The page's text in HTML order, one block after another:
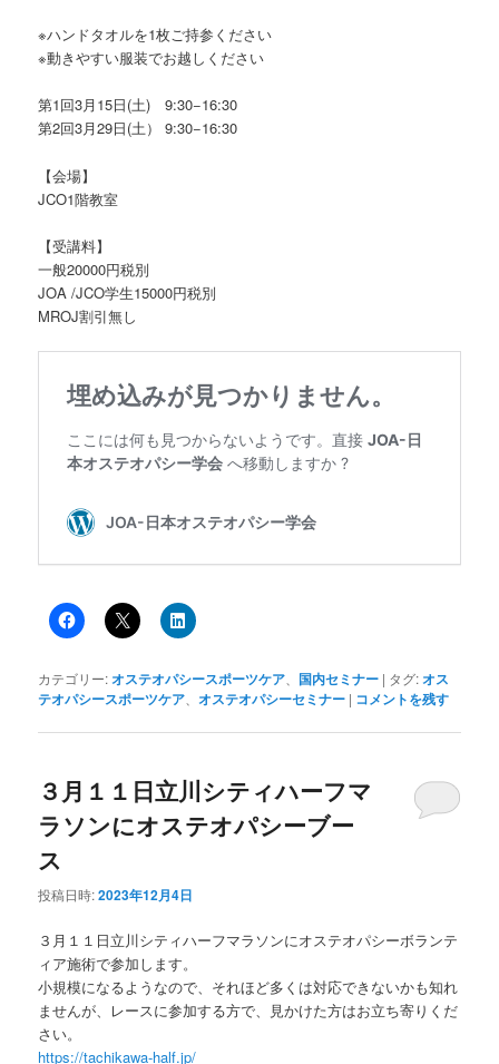
※ハンドタオルを1枚ご持参ください
※動きやすい服装でお越しください
第1回3月15日(土) 9:30−16:30
第2回3月29日(土） 9:30−16:30
【会場】
JCO1階教室
【受講料】
一般20000円税別
JOA /JCO学生15000円税別
MROJ割引無し
カテゴリー:オステオパシースポーツケア 国内セミナー | タグ:オス
テオパシースポーツケア 、オステオパシーセミナー | コメントを残す
３月１１日立川シティハーフマ
ラソンにオステオパシーブー
ス
投稿日時:2023年12月4日
３月１１日立川シティハーフマラソンにオステオパシーボランテ
ィア施術で参加します。
小規模になるようなので、それほど多くは対応できないかも知れ
ませんが、レースに参加する方で、見かけた方はお立ち寄りくだ
さい。
https://tachikawa-half.jp/